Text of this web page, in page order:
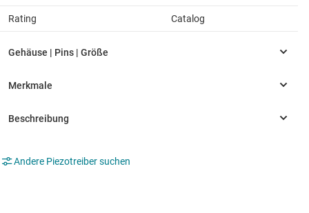
Rating Catalog
Andere Piezotreiber suchen